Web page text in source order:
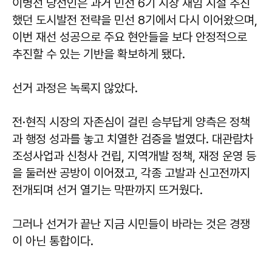
이병선 당선인은 과거 민선 6기 시장 재임 시절 추진
했던 도시발전 전략을 민선 8기에서 다시 이어왔으며,
이번 재선 성공으로 주요 현안들을 보다 안정적으로
추진할 수 있는 기반을 확보하게 됐다.
선거 과정은 녹록지 않았다.
전·현직 시장의 자존심이 걸린 승부답게 양측은 정책
과 행정 성과를 놓고 치열한 검증을 벌였다. 대관람차
조성사업과 신청사 건립, 지역개발 정책, 재정 운영 등
을 둘러싼 공방이 이어졌고, 각종 고발과 신고전까지
전개되며 선거 열기는 막판까지 뜨거웠다.
그러나 선거가 끝난 지금 시민들이 바라는 것은 경쟁
이 아닌 통합이다.